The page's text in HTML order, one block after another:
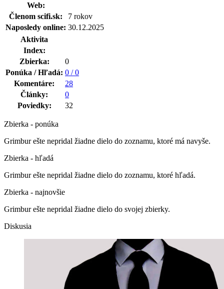
Web:
Členom scifi.sk:
7 rokov
Naposledy online: 30.12.2025
Aktivita
Index:
Zbierka:
0
Ponúka / Hľadá: 0 / 0
Komentáre:
28
Články:
0
Poviedky:
32
Zbierka - ponúka
Grimbur ešte nepridal žiadne dielo do zoznamu, ktoré má navyše.
Zbierka - hľadá
Grimbur ešte nepridal žiadne dielo do zoznamu, ktoré hľadá.
Zbierka - najnovšie
Grimbur ešte nepridal žiadne dielo do svojej zbierky.
Diskusia